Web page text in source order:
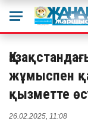
жұмыспен
қызметте
26.02.2025, 11:08